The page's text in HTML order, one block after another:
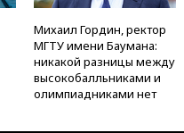
Михаил Гордин, ректор
МГТУ имени Баумана:
никакой разницы между
высокобалльниками и
олимпиадниками нет